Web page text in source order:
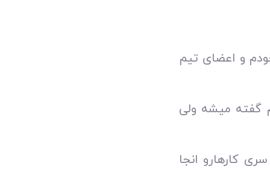
و اعضای تیم
گفته میشه ولی
کارهارو انجا